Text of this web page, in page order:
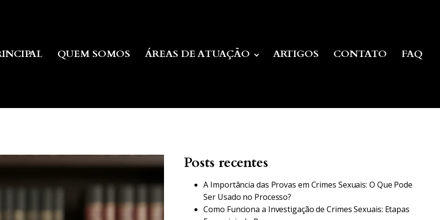
QUEM SOMOS ÁREAS DE ATUAÇÃO ARTIGOS CONTATO FAQ
Posts recentes
A Importância das Provas em Crimes Sexuais: O Que Pode
Ser Usado no Processo?
Como Funciona a Investigação de Crimes Sexuais: Etapas